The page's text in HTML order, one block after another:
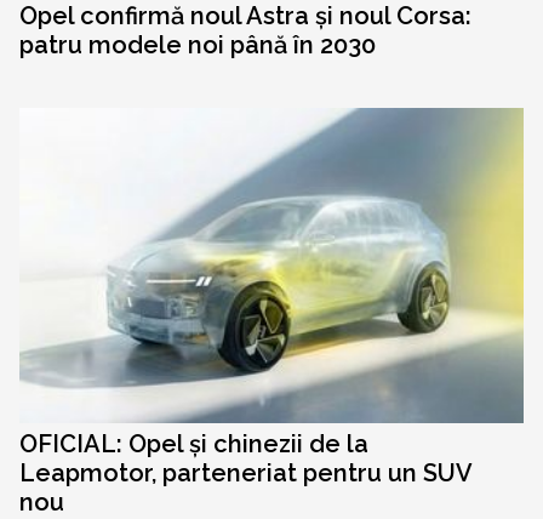
Opel confirmă noul Astra și noul Corsa:
patru modele noi până în 2030
OFICIAL: Opel și chinezii de la
Leapmotor, parteneriat pentru un SUV
nou